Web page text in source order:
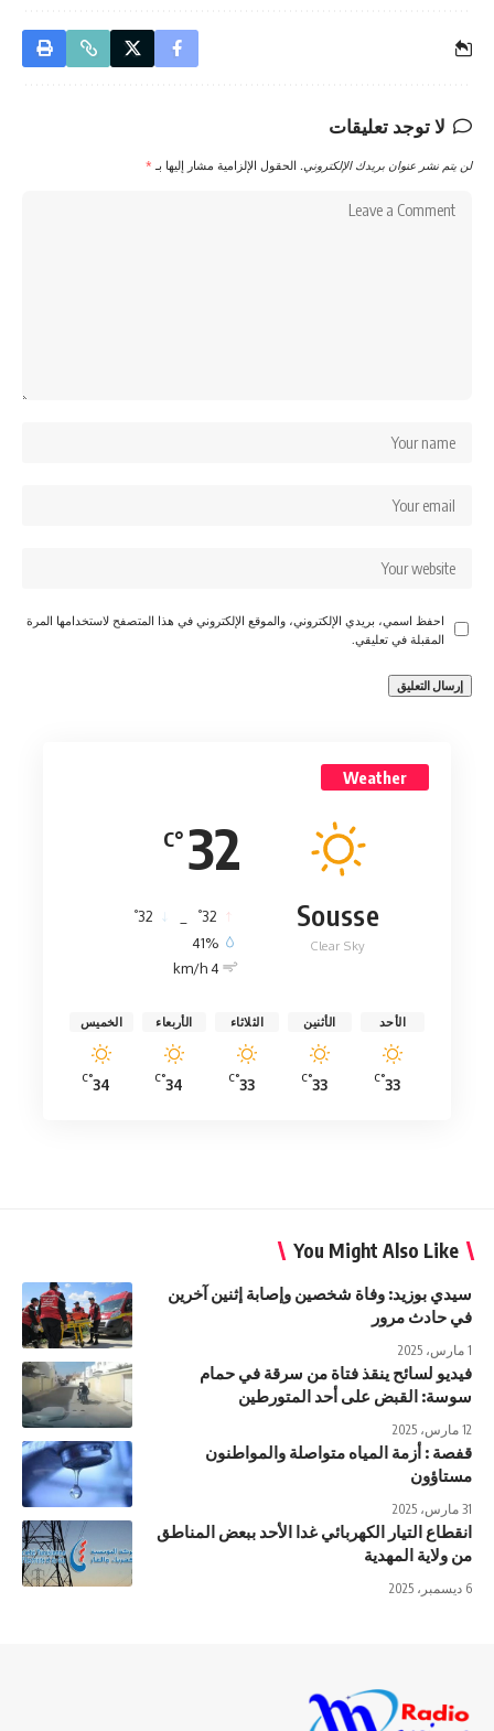
لا توجد تعليقات
لن يتم نشر عنوان بريدك الإلكتروني. الحقول الإلزامية مشار إليها بـ *
احفظ اسمي، بريدي الإلكتروني، والموقع الإلكتروني في هذا المتصفح لاستخدامها المرة
المقبلة في تعليقي.
Weather
32
°C
Sousse
Clear Sky
32
°
32
°
41%
4 km/h
الأحد
33
°C
الأثنين
33
°C
الثلاثاء
33
°C
الأربعاء
34
°C
الخميس
34
°C
You Might Also Like
سيدي بوزيد: وفاة شخصين وإصابة إثنين آخرين
في حادث مرور
1 مارس، 2025
فيديو لسائح ينقذ فتاة من سرقة في حمام
سوسة: القبض على أحد المتورطين
12 مارس، 2025
قفصة : أزمة المياه متواصلة والمواطنون
مستاؤون
31 مارس، 2025
انقطاع التيار الكهربائي غدا الأحد ببعض المناطق
من ولاية المهدية
6 ديسمبر، 2025